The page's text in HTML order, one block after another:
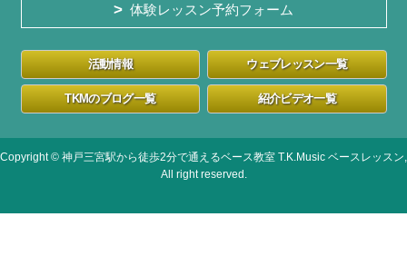
体験レッスン予約フォーム
活動情報 ウェブレッスン一覧
TKMのブログ一覧 紹介ビデオ一覧
Copyright © 神戸三宮駅から徒歩2分で通えるベース教室 T.K.Music ベースレッスン,
All right reserved.